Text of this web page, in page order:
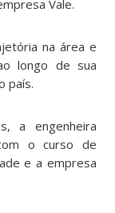
Vale.
na área e
longo de sua
país.
a engenheira
o curso de
e a empresa